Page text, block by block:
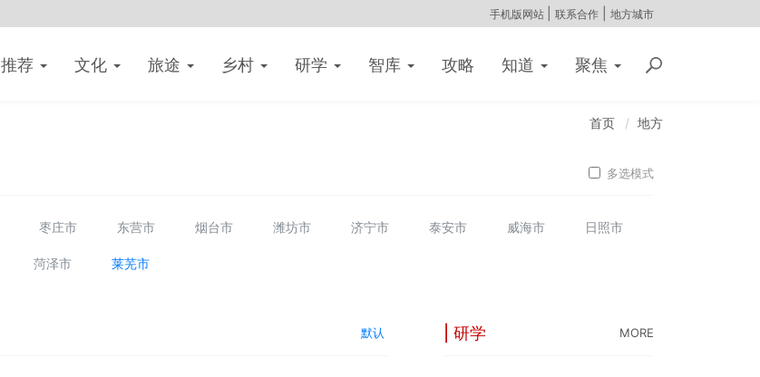
手机版网站 联系合作 地方城市
推荐 文化 旅途 乡村 研学 智库 攻略 知道 聚焦
首页 地方
多选模式
枣庄市 东营市 烟台市 潍坊市 济宁市 泰安市 威海市 日照市
菏泽市 莱芜市
默认 | 研学 MORE